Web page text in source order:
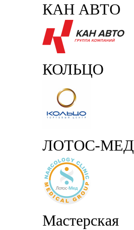
КАН АВТО
КОЛЬЦО
ЛОТОС-МЕД
Мастерская